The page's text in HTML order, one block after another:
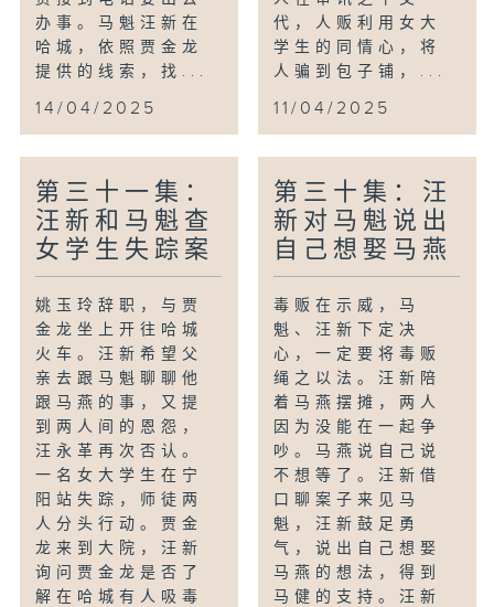
办事。马魁汪新在
哈城，依照贾金龙
提供的线索，找...
14/04/2025
代，人贩利用女大
学生的同情心，将
人骗到包子铺，...
11/04/2025
第三十一集：
汪新和马魁查
女学生失踪案
姚玉玲辞职，与贾
金龙坐上开往哈城
火车。汪新希望父
亲去跟马魁聊聊他
跟马燕的事，又提
到两人间的恩怨，
汪永革再次否认。
一名女大学生在宁
阳站失踪，师徒两
人分头行动。贾金
龙来到大院，汪新
询问贾金龙是否了
解在哈城有人吸毒
第三十集：汪
新对马魁说出
自己想娶马燕
毒贩在示威，马
魁、汪新下定决
心，一定要将毒贩
绳之以法。汪新陪
着马燕摆摊，两人
因为没能在一起争
吵。马燕说自己说
不想等了。汪新借
口聊案子来见马
魁，汪新鼓足勇
气，说出自己想娶
马燕的想法，得到
马健的支持。汪新